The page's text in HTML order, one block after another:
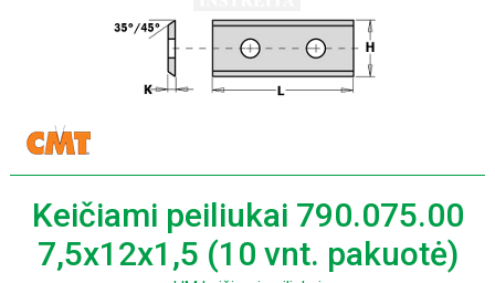
Keičiami peiliukai 790.075.00
7,5x12x1,5 (10 vnt. pakuotė)